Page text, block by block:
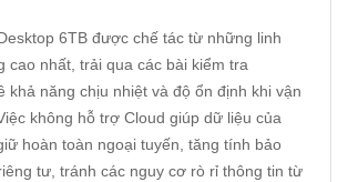
6TB được chế tác từ những linh
cao nhất, trải qua các bài kiểm tra
khả năng chịu nhiệt và độ ổn định khi vận
không hỗ trợ Cloud giúp dữ liệu của
hoàn toàn ngoại tuyến, tăng tính bảo
tư, tránh các nguy cơ rò rỉ thông tin từ